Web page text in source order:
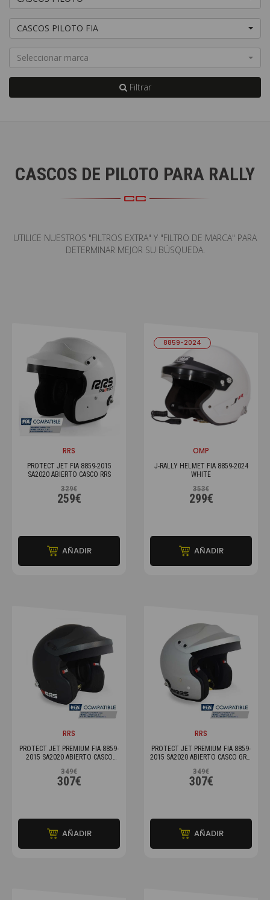
CASCOS PILOTO FIA
Seleccionar marca
Filtrar
CASCOS DE PILOTO PARA RALLY
UTILICE NUESTROS "FILTROS EXTRA" Y "FILTRO DE MARCA" PARA
DETERMINAR MEJOR SU BÚSQUEDA.
RRS
PROTECT JET FIA 8859-2015
SA2020 ABIERTO CASCO RRS
329€
259€
AÑADIR
8859-2024
OMP
J-RALLY HELMET FIA 8859-2024
WHITE
353€
299€
AÑADIR
RRS
PROTECT JET PREMIUM FIA 8859-
2015 SA2020 ABIERTO CASCO
349€
307€
AÑADIR
RRS
PROTECT JET PREMIUM FIA 8859-
2015 SA2020 ABIERTO CASCO GRIS
349€
307€
AÑADIR